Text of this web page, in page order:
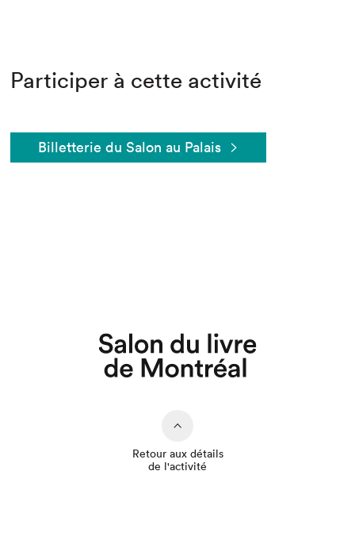
Participer à cette activité
Billetterie du Salon au Palais
Retour aux détails
de l'activité